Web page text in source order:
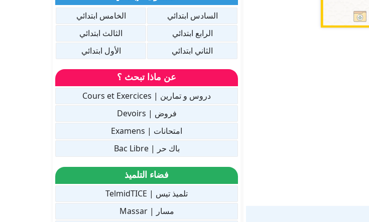
السادس ابتدائي
الخامس ابتدائي
الرابع ابتدائي
الثالث ابتدائي
الثاني ابتدائي
الأول ابتدائي
عن ماذا تبحث ؟
دروس و تمارين | Cours et Exercices
فروض | Devoirs
امتحانات | Examens
باك حر | Bac Libre
فضاء التلميذ
تلميذ تيس | TelmidTICE
مسار | Massar